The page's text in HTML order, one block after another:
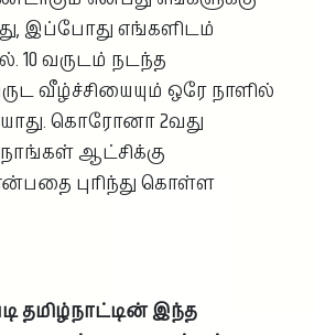
இப்போது எங்களிடம்
10 வருடம் நடந்த
வீழ்ச்சியையும் ஒரே நாளில்
கொரோனா 2வது
ஆட்சிக்கு
புரிந்து கொள்ள
தமிழ்நாட்டின் இந்த